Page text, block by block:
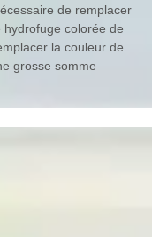
de remplacer
hydrofuge colorée de
la couleur de
grosse somme